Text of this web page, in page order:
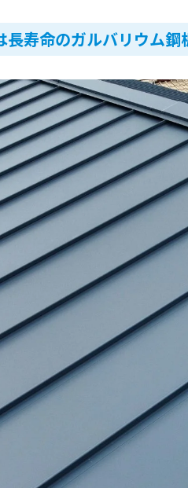
長寿命のガルバリウム鋼